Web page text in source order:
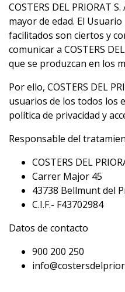
COSTERS DEL PRIORAT
mayor de edad. El
facilitados son ciertos y
comunicar a COSTERS
que se produzcan en los
Por ello, COSTERS DEL
usuarios de los todos los
política de privacidad y
Responsable del
COSTERS DEL
Carrer Major 45
43738 Bellmunt del
C.I.F.- F43702984
Datos de contacto
900 200 250